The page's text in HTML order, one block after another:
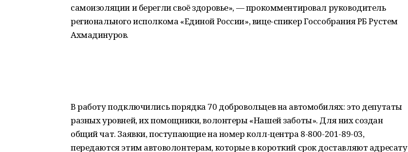
самоизоляции и берегли своё здоровье», — прокомментировал руководитель
регионального исполкома «Единой России», вице-спикер Госсобрания РБ Рустем
Ахмадинуров.
В работу подключились порядка 70 добровольцев на автомобилях: это депутаты
разных уровней, их помощники, волонтеры «Нашей заботы». Для них создан
общий чат. Заявки, поступающие на номер колл-центра 8-800-201-89-03,
передаются этим автоволонтерам, которые в короткий срок доставляют адресату